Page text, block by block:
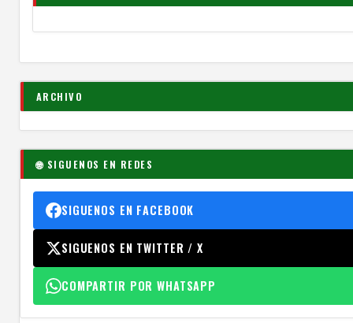
ARCHIVO
🌐 SIGUENOS EN REDES
SIGUENOS EN FACEBOOK
SIGUENOS EN TWITTER / X
COMPARTIR POR WHATSAPP